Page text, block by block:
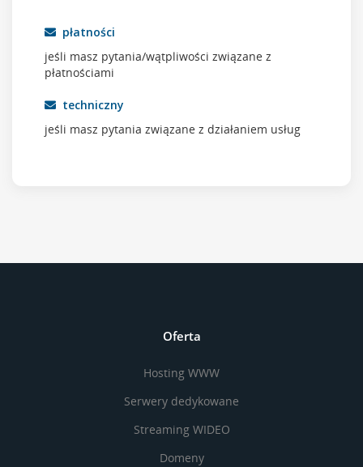
płatności
jeśli masz pytania/wątpliwości związane z
płatnościami
techniczny
jeśli masz pytania związane z działaniem usług
Oferta
Hosting WWW
Serwery dedykowane
Streaming WIDEO
Domeny